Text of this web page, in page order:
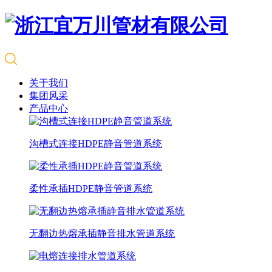
关于我们
集团风采
产品中心
沟槽式连接HDPE静音管道系统
柔性承插HDPE静音管道系统
无翻边热熔承插静音排水管道系统